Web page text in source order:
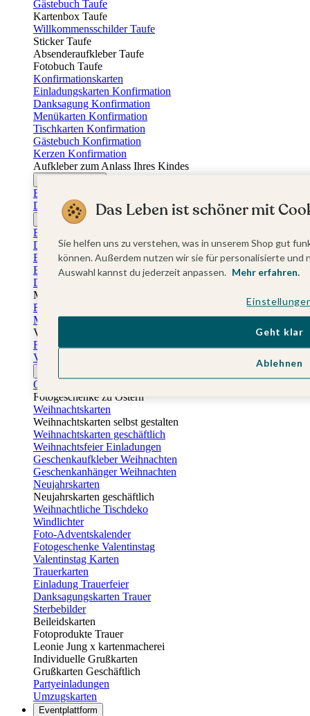
Gästebuch Taufe
Kartenbox Taufe
Willkommensschilder Taufe
Sticker Taufe
Absenderaufkleber Taufe
Fotobuch Taufe
Konfirmationskarten
Einladungskarten Konfirmation
Danksagung Konfirmation
Menükarten Konfirmation
Tischkarten Konfirmation
Gästebuch Konfirmation
Kerzen Konfirmation
Aufkleber zum Anlass Ihres Kindes
Einladungskarten Firmung
Dankeskarten Firmung
Jugendweihekarten
Einladungskarten Jugendweihe
Dankeskarten Jugendweihe
Einschulungskarten
Einladungskarten Einschulung
Danksagung Einschulung
Muttertag
Fotogeschenke Muttertag
Muttertagskarten
Vatertag
Fotogeschenke Vatertag
Vatertagskarten
Osterkarten
Fotogeschenke zu Ostern
Weihnachtskarten
Weihnachtskarten selbst gestalten
Weihnachtskarten geschäftlich
Weihnachtsfeier Einladungen
Geschenkaufkleber Weihnachten
Geschenkanhänger Weihnachten
Neujahrskarten
Neujahrskarten geschäftlich
Weihnachtliche Tischdeko
Windlichter
Foto-Adventskalender
Fotogeschenke Valentinstag
Valentinstag Karten
Trauerkarten
Einladung Trauerfeier
Danksagungskarten Trauer
Sterbebilder
Beileidskarten
Fotoprodukte Trauer
Leonie Jung x kartenmacherei
Individuelle Grußkarten
Grußkarten Geschäftlich
Partyeinladungen
Umzugskarten
Eventplattform
Das Leben ist schöner mit
Sie helfen uns zu verstehen, was in unserem Shop gut
können. Außerdem nutzen wir sie für personalisierte
Auswahl kannst du jederzeit anpassen. Mehr erfahren.
Ablehnen
Geht klar